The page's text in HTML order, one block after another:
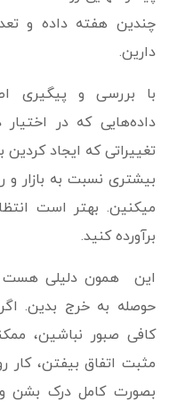
چندین هفته داده و
دارین.
با بررسی و پیگیری
داده‌هایی که در
تغییراتی که ایجاد
بیشتری نسبت به بازار و
میکنین. بهتر است
برآورده کنید.
این همون دلیلی هست
حوصله به خرج بدین.
کافی صبور نباشین،
مثبت اتفاق بیفتن، کار
بصورت کامل درک بشن